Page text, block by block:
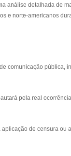
análise detalhada de
e norte-americanos
comunicação pública,
pela real
de censura ou